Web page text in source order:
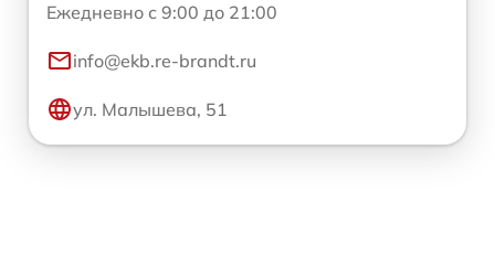
Ежедневно с 9:00 до 21:00
info@ekb.re-brandt.ru
ул. Малышева, 51